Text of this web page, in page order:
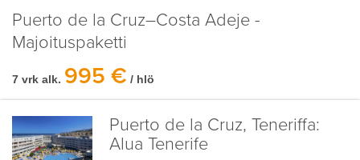
Puerto de la Cruz–Costa Adeje -
Majoituspaketti
7 vrk alk. 995 € / hlö
Puerto de la Cruz, Teneriffa:
Alua Tenerife